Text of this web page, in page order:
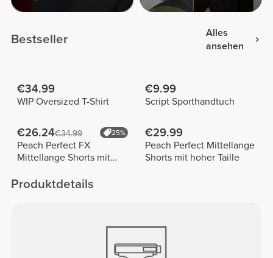
Bestseller
Alles
ansehen
€34.99
WIP Oversized T-Shirt
€9.99
Script Sporthandtuch
€26.24€34.99 25%
Peach Perfect FX
Mittellange Shorts mit
€29.99
Peach Perfect Mittellange
Shorts mit hoher Taille
Produktdetails